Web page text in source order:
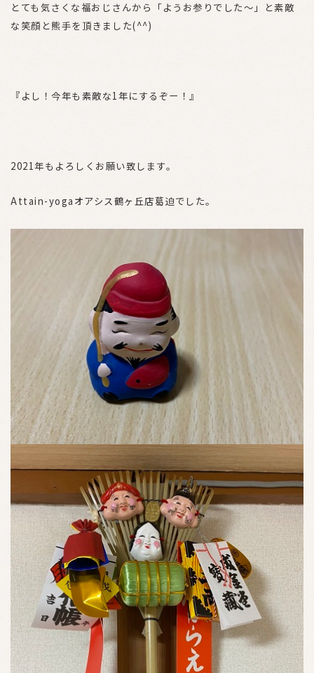
とても気さくな福おじさんから「ようお参りでした〜」と素敵
な笑顔と熊手を頂きました(^^)
『よし！今年も素敵な1年にするぞー！』
2021年もよろしくお願い致します。
Attain-yogaオアシス鶴ヶ丘店葛迫でした。